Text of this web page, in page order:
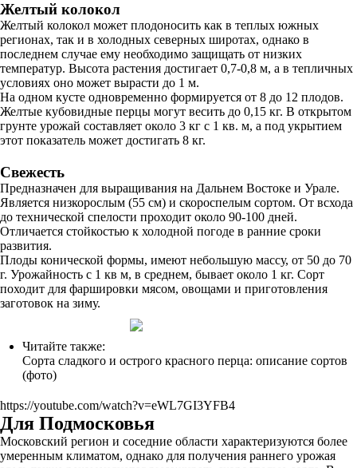
Желтый колокол
Желтый колокол может плодоносить как в теплых южных
регионах, так и в холодных северных широтах, однако в
последнем случае ему необходимо защищать от низких
температур. Высота растения достигает 0,7-0,8 м, а в тепличных
условиях оно может вырасти до 1 м.
На одном кусте одновременно формируется от 8 до 12 плодов.
Желтые кубовидные перцы могут весить до 0,15 кг. В открытом
грунте урожай составляет около 3 кг с 1 кв. м, а под укрытием
этот показатель может достигать 8 кг.
Свежесть
Предназначен для выращивания на Дальнем Востоке и Урале.
Является низкорослым (55 см) и скороспелым сортом. От всхода
до технической спелости проходит около 90-100 дней.
Отличается стойкостью к холодной погоде в ранние сроки
развития.
Плоды конической формы, имеют небольшую массу, от 50 до 70
г. Урожайность с 1 кв м, в среднем, бывает около 1 кг. Сорт
походит для фаршировки мясом, овощами и приготовления
заготовок на зиму.
Читайте также:
Сорта сладкого и острого красного перца: описание сортов
(фото)
https://youtube.com/watch?v=eWL7GI3YFB4
Для Подмосковья
Московский регион и соседние области характеризуются более
умеренным климатом, однако для получения раннего урожая